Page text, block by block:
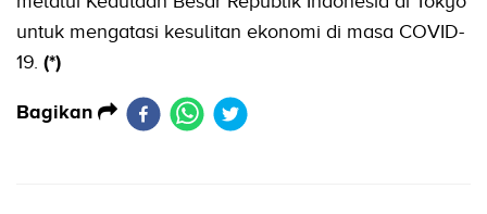
untuk mengatasi kesulitan ekonomi di masa COVID-
19. (*)
Bagikan